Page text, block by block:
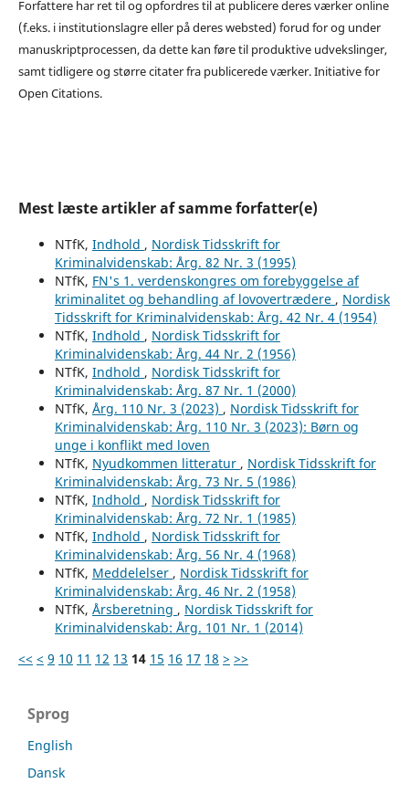
Forfattere har ret til og opfordres til at publicere deres værker online
(f.eks. i institutionslagre eller på deres websted) forud for og under
manuskriptprocessen, da dette kan føre til produktive udvekslinger,
samt tidligere og større citater fra publicerede værker. Initiative for
Open Citations.
Mest læste artikler af samme forfatter(e)
NTfK, Indhold , Nordisk Tidsskrift for
Kriminalvidenskab: Årg. 82 Nr. 3 (1995)
NTfK, FN's 1. verdenskongres om forebyggelse af
kriminalitet og behandling af lovovertrædere , Nordisk
Tidsskrift for Kriminalvidenskab: Årg. 42 Nr. 4 (1954)
NTfK, Indhold , Nordisk Tidsskrift for
Kriminalvidenskab: Årg. 44 Nr. 2 (1956)
NTfK, Indhold , Nordisk Tidsskrift for
Kriminalvidenskab: Årg. 87 Nr. 1 (2000)
NTfK, Årg. 110 Nr. 3 (2023) , Nordisk Tidsskrift for
Kriminalvidenskab: Årg. 110 Nr. 3 (2023): Børn og
unge i konflikt med loven
NTfK, Nyudkommen litteratur , Nordisk Tidsskrift for
Kriminalvidenskab: Årg. 73 Nr. 5 (1986)
NTfK, Indhold , Nordisk Tidsskrift for
Kriminalvidenskab: Årg. 72 Nr. 1 (1985)
NTfK, Indhold , Nordisk Tidsskrift for
Kriminalvidenskab: Årg. 56 Nr. 4 (1968)
NTfK, Meddelelser , Nordisk Tidsskrift for
Kriminalvidenskab: Årg. 46 Nr. 2 (1958)
NTfK, Årsberetning , Nordisk Tidsskrift for
Kriminalvidenskab: Årg. 101 Nr. 1 (2014)
<< < 9 10 11 12 13 14 15 16 17 18 > >>
Sprog
English
Dansk